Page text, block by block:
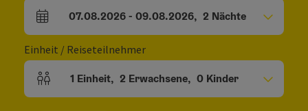
An- und Abreisefelder
07.08.2026- 09.08.2026, 2 Nächte
Einheit / Reiseteilnehmer
Einheitenanzahl und Personenfelder
1 Einheit, 2 Erwachsene, 0 Kinder